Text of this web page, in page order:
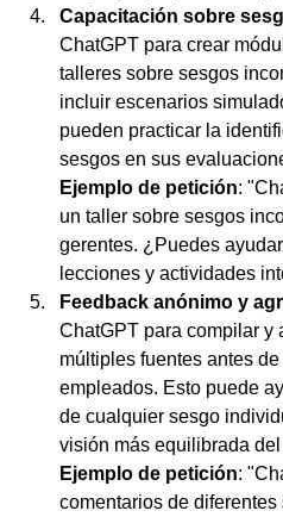
Capacitación sobre
ChatGPT para crear
talleres sobre sesgos
incluir escenarios
pueden practicar la
sesgos en sus
Ejemplo de petición:
un taller sobre sesgos
gerentes. ¿Puedes
lecciones y actividades
Feedback anónimo y
ChatGPT para compilar y
múltiples fuentes antes
empleados. Esto puede
de cualquier sesgo
visión más equilibrada
Ejemplo de petición:
comentarios de